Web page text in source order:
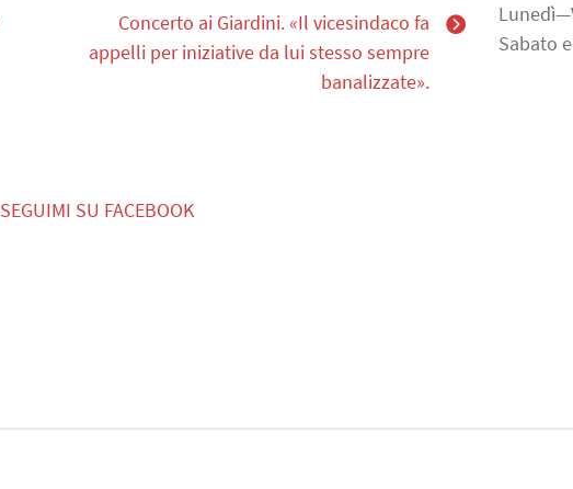
Concerto ai Giardini. «Il vicesindaco fa
appelli per iniziative da lui stesso sempre
banalizzate».
Sabato
SEGUIMI SU FACEBOOK